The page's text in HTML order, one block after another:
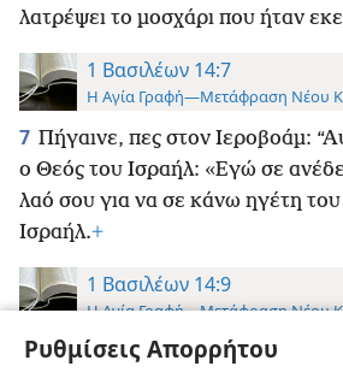
Ρυθμίσεις Απορρήτου
λατρέψει το μοσχάρι που ήταν
1 Βασιλέων 14:7
Η Αγία Γραφή—Μετάφραση Νέου
7 Πήγαινε, πες στον Ιεροβοάμ:
ο Θεός του Ισραήλ: «Εγώ σε
λαό σου για να σε κάνω ηγέτη
Ισραήλ.+
1 Βασιλέων 14:9
Η Αγία Γραφή—Μετάφραση Νέου
9 Ενήργησες χειρότερα από όλους